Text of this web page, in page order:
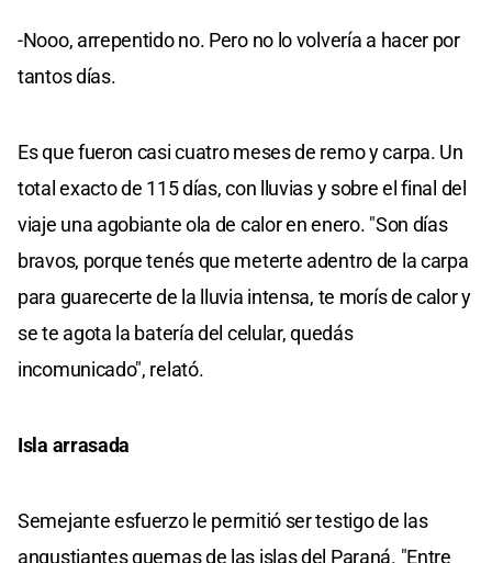
-Nooo, arrepentido no. Pero no lo volvería a hacer por
tantos días.
Es que fueron casi cuatro meses de remo y carpa. Un
total exacto de 115 días, con lluvias y sobre el final del
viaje una agobiante ola de calor en enero. "Son días
bravos, porque tenés que meterte adentro de la carpa
para guarecerte de la lluvia intensa, te morís de calor y
se te agota la batería del celular, quedás
incomunicado", relató.
Isla arrasada
Semejante esfuerzo le permitió ser testigo de las
angustiantes quemas de las islas del Paraná. "Entre